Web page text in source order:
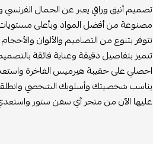
تصميم أنيق وراقي يعبر عن الجمال الفرنسي
مصنوعة من أفضل المواد وبأعلى مستويات
تتوفر بتنوع من التصاميم والألوان
تتميز بتفاصيل دقيقة وعناية فائقة
احصلي على حقيبة هيرميس الفاخرة
يناسب شخصيتك وأسلوبك الشخصي
عليها الآن من متجر آي سفن ستور واستعدي